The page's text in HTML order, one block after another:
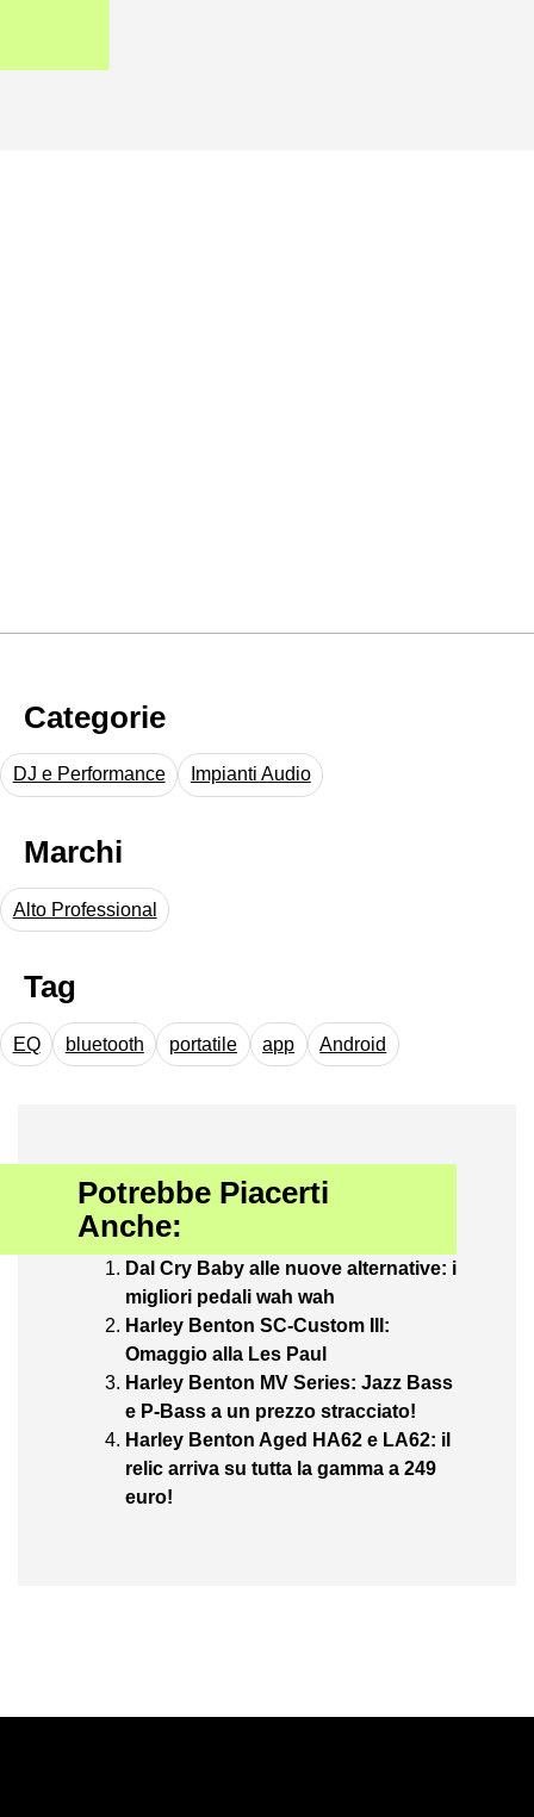
Categorie
DJ e Performance Impianti Audio
Marchi
Alto Professional
Tag
EQ bluetooth portatile app Android
Potrebbe Piacerti
Anche:
Dal Cry Baby alle nuove alternative: i
migliori pedali wah wah
Harley Benton SC-Custom III:
Omaggio alla Les Paul
Harley Benton MV Series: Jazz Bass
e P-Bass a un prezzo stracciato!
Harley Benton Aged HA62 e LA62: il
relic arriva su tutta la gamma a 249
euro!